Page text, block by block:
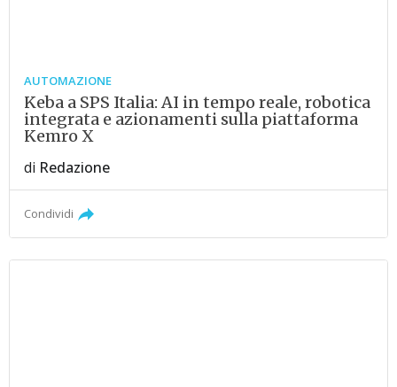
AUTOMAZIONE
Keba a SPS Italia: AI in tempo reale, robotica
integrata e azionamenti sulla piattaforma
Kemro X
di Redazione
Condividi